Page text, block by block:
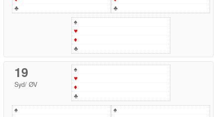
♣
♣
♠
♥
♦
♣
19
Syd/ ØV
♠
♥
♦
♣
♠
♠